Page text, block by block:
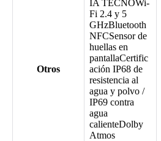
Otros
IA TECNOWi-
Fi 2.4 y 5
GHzBluetooth
NFCSensor de
huellas en
pantallaCertific
ación IP68 de
resistencia al
agua y polvo /
IP69 contra
agua
calienteDolby
Atmos